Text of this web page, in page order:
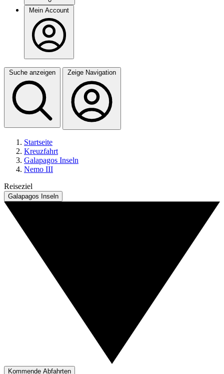
Mein Account
Suche anzeigen Zeige Navigation
Startseite
Kreuzfahrt
Galapagos Inseln
Nemo III
Reiseziel
Galapagos Inseln
Kommende Abfahrten